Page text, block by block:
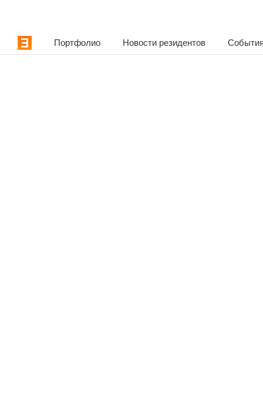
Портфолио Новости резидентов